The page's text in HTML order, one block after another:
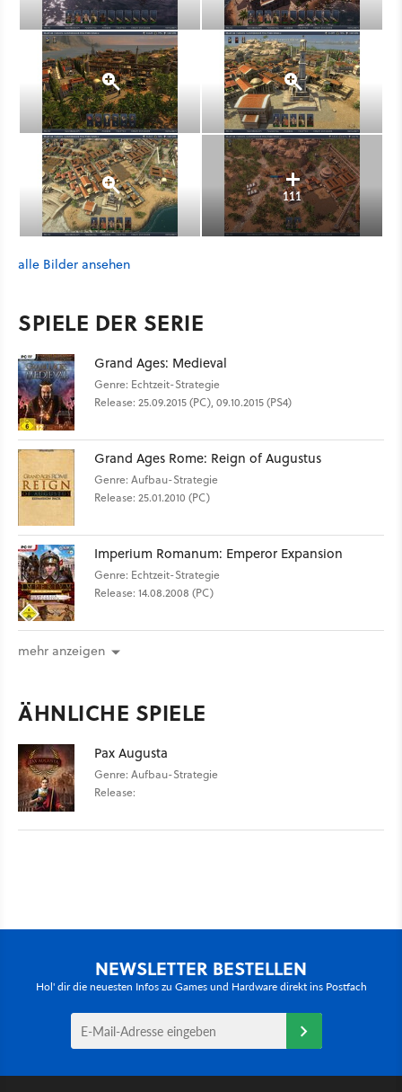
111
alle Bilder ansehen
SPIELE DER SERIE
Grand Ages: Medieval
Genre: Echtzeit-Strategie
Release: 25.09.2015 (PC), 09.10.2015 (PS4)
Grand Ages Rome: Reign of Augustus
Genre: Aufbau-Strategie
Release: 25.01.2010 (PC)
Imperium Romanum: Emperor Expansion
Genre: Echtzeit-Strategie
Release: 14.08.2008 (PC)
mehr anzeigen
ÄHNLICHE SPIELE
Pax Augusta
Genre: Aufbau-Strategie
Release:
NEWSLETTER BESTELLEN
Hol' dir die neuesten Infos zu Games und Hardware direkt ins Postfach